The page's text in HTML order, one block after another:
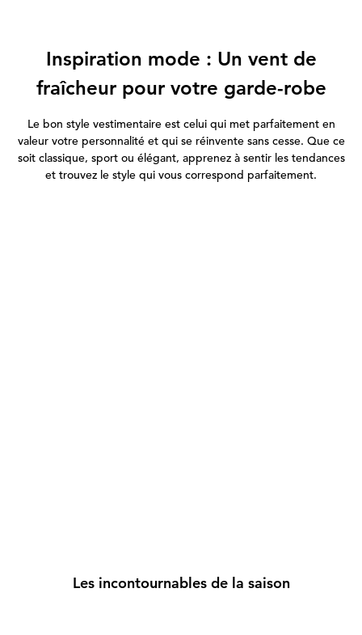
Inspiration mode : Un vent de
fraîcheur pour votre garde-robe
Le bon style vestimentaire est celui qui met parfaitement en
valeur votre personnalité et qui se réinvente sans cesse. Que ce
soit classique, sport ou élégant, apprenez à sentir les tendances
et trouvez le style qui vous correspond parfaitement.
Les incontournables de la saison